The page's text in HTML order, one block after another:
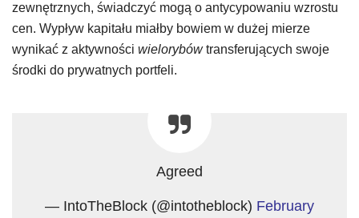
zewnętrznych, świadczyć mogą o antycypowaniu wzrostu
cen. Wypływ kapitału miałby bowiem w dużej mierze
wynikać z aktywności wielorybówtransferujących swoje
środki do prywatnych portfeli.
Agreed
— IntoTheBlock (@intotheblock) February